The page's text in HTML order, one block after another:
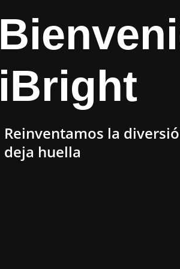
iBright
Reinventamos la
deja huella